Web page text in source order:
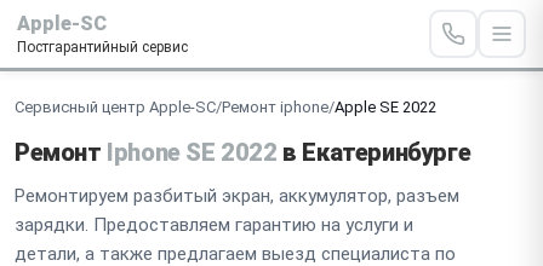
Apple-SC
Постгарантийный сервис
Сервисный центр Apple-SC/Ремонт iphone/Apple SE 2022
Ремонт Iphone SE 2022 в Екатеринбурге
Ремонтируем разбитый экран, аккумулятор, разъем
зарядки. Предоставляем гарантию на услуги и
детали, а также предлагаем выезд специалиста по